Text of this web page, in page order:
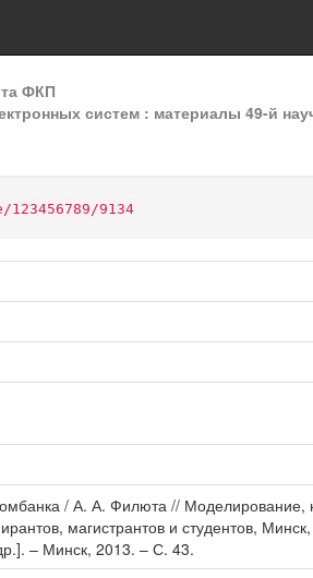
ФКП
систем : материалы 49-й
9134
/ А. А. Филюта // Моделирование,
магистрантов и студентов,
– Минск, 2013. – С. 43.